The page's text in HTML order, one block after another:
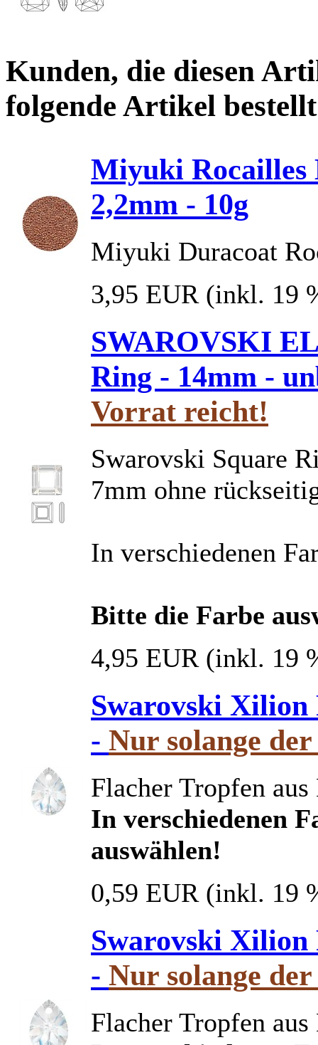
Kunden, die diesen
folgende Artikel
Miyuki Rocailles
2,2mm - 10g
Miyuki Duracoat
3,95 EUR (inkl. 19
SWAROVSKI
Ring - 14mm -
Vorrat reicht!
Swarovski Square
7mm ohne
In verschiedenen
Bitte die Farbe
4,95 EUR (inkl. 19
Swarovski Xilion
- Nur solange
Flacher Tropfen
In verschiedenen
auswählen!
0,59 EUR (inkl. 19
Swarovski Xilion
- Nur solange
Flacher Tropfen